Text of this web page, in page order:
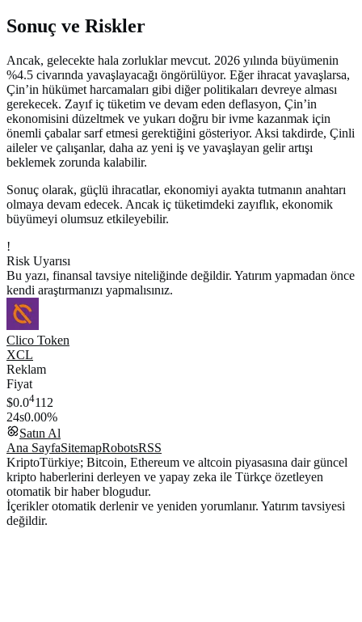
Sonuç ve Riskler
Ancak, gelecekte hala zorluklar mevcut. 2026 yılında büyümenin
%4.5 civarında yavaşlayacağı öngörülüyor. Eğer ihracat yavaşlarsa,
Çin’in hükümet harcamaları gibi diğer politikaları devreye alması
gerekecek. Zayıf iç tüketim ve devam eden deflasyon, Çin’in
ekonomisini düzeltmek ve yukarı doğru bir ivme kazanmak için
önemli çabalar sarf etmesi gerektiğini gösteriyor. Aksi takdirde, Çinli
aileler ve çalışanlar, daha az yeni iş ve yavaşlayan gelir artışı
beklemek zorunda kalabilir.
Sonuç olarak, güçlü ihracatlar, ekonomiyi ayakta tutmanın anahtarı
olmaya devam edecek. Ancak iç tüketimdeki zayıflık, ekonomik
büyümeyi olumsuz etkileyebilir.
!
Risk Uyarısı
Bu yazı, finansal tavsiye niteliğinde değildir. Yatırım yapmadan önce
kendi araştırmanızı yapmalısınız.
Clico Token
XCL
Reklam
Fiyat
$0.04112
24s0.00%
Satın Al
Ana SayfaSitemapRobotsRSS
KriptoTürkiye; Bitcoin, Ethereum ve altcoin piyasasına dair güncel
kripto haberlerini derleyen ve yapay zeka ile Türkçe özetleyen
otomatik bir haber blogudur.
İçerikler otomatik derlenir ve yeniden yorumlanır. Yatırım tavsiyesi
değildir.